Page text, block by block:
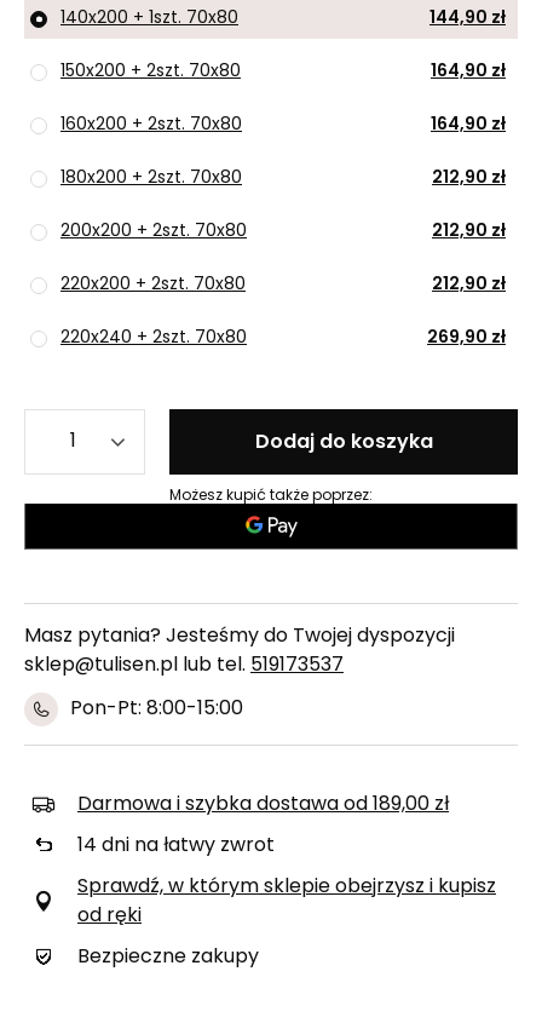
140x200 + 1szt. 70x80 144,90 zł
150x200 + 2szt. 70x80 164,90 zł
160x200 + 2szt. 70x80 164,90 zł
180x200 + 2szt. 70x80 212,90 zł
200x200 + 2szt. 70x80 212,90 zł
220x200 + 2szt. 70x80 212,90 zł
220x240 + 2szt. 70x80 269,90 zł
Dodaj do koszyka
Możesz kupić także poprzez:
Masz pytania? Jesteśmy do Twojej dyspozycji
sklep@tulisen.pl lub tel. 519173537
Pon-Pt: 8:00-15:00
Darmowa i szybka dostawa od 189,00 zł
14 dni na łatwy zwrot
Sprawdź, w którym sklepie obejrzysz i kupisz
od ręki
Bezpieczne zakupy